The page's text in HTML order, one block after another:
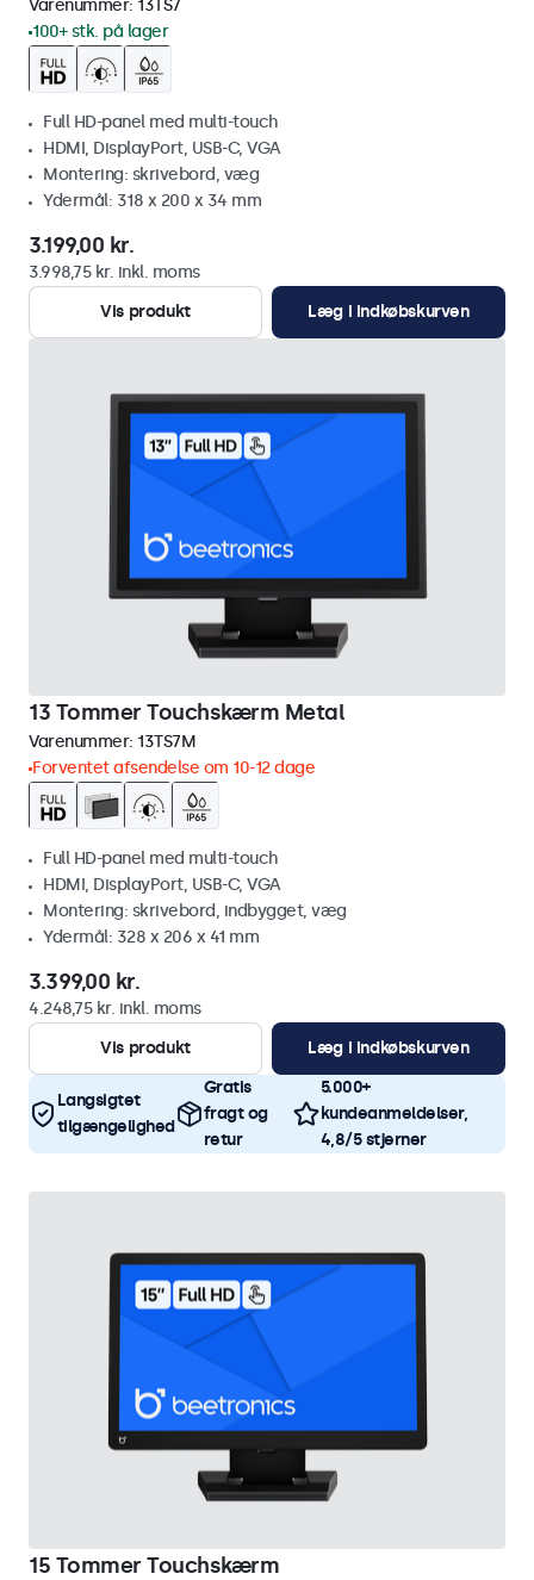
Varenummer: 13TS7
100+ stk. på lager
Full HD-panel med multi-touch
HDMI, DisplayPort, USB-C, VGA
Montering: skrivebord, væg
Ydermål: 318 x 200 x 34 mm
3.199,00 kr.
3.998,75 kr. inkl. moms
Vis produkt
Læg i indkøbskurven
13 Tommer Touchskærm Metal
Varenummer: 13TS7M
Forventet afsendelse om 10-12 dage
Full HD-panel med multi-touch
HDMI, DisplayPort, USB-C, VGA
Montering: skrivebord, indbygget, væg
Ydermål: 328 x 206 x 41 mm
3.399,00 kr.
4.248,75 kr. inkl. moms
Vis produkt
Læg i indkøbskurven
Langsigtet
tilgængelighed
Gratis
fragt og
retur
5.000+
kundeanmeldelser,
4,8/5 stjerner
15 Tommer Touchskærm